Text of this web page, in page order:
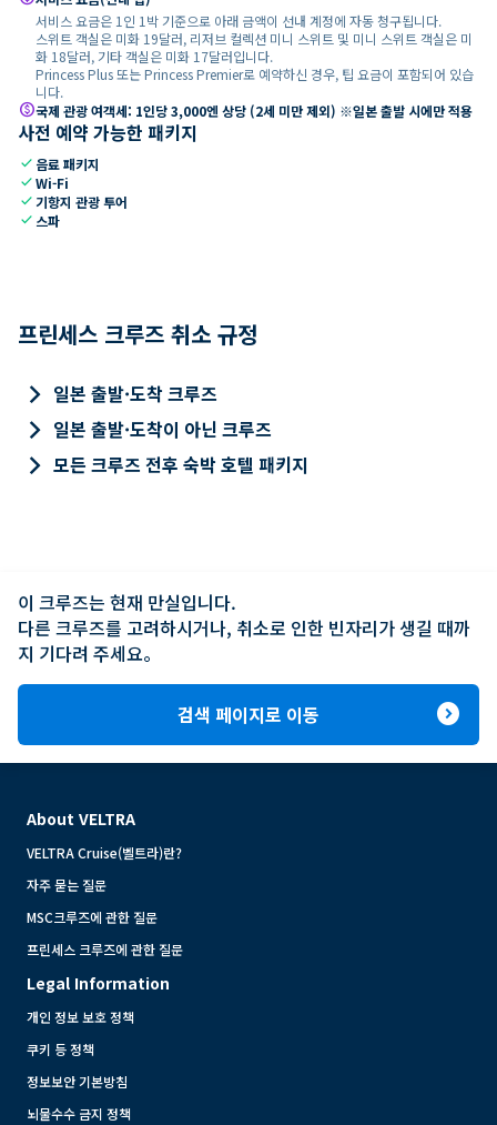
서비스 요금은 1인 1박 기준으로 아래 금액이 선내 계정에 자동 청구됩니다.
스위트 객실은 미화 19달러, 리저브 컬렉션 미니 스위트 및 미니 스위트 객실은 미
화 18달러, 기타 객실은 미화 17달러입니다.
Princess Plus 또는 Princess Premier로 예약하신 경우, 팁 요금이 포함되어 있습
니다.
paid국제 관광 여객세: 1인당 3,000엔 상당 (2세 미만 제외) ※일본 출발 시에만 적용
사전 예약 가능한 패키지
check 음료 패키지
checkWi-Fi
check 기항지 관광 투어
check 스파
프린세스 크루즈 취소 규정
keyboard_arrow_right 일본 출발·도착 크루즈
keyboard_arrow_right 일본 출발·도착이 아닌 크루즈
keyboard_arrow_right 모든 크루즈 전후 숙박 호텔 패키지
이 크루즈는 현재 만실입니다.
다른 크루즈를 고려하시거나, 취소로 인한 빈자리가 생길 때까
지 기다려 주세요。
검색 페이지로 이동 expand_circle_right
About VELTRA
VELTRA Cruise(벨트라)란?
자주 묻는 질문
MSC크루즈에 관한 질문
프린세스 크루즈에 관한 질문
Legal Information
개인 정보 보호 정책
쿠키 등 정책
정보보안 기본방침
뇌물수수 금지 정책